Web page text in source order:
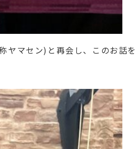
ヤマセン)と再会し、このお話を